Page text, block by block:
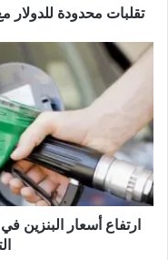
تقلبات محدودة للدولار
ارتفاع أسعار البنزين